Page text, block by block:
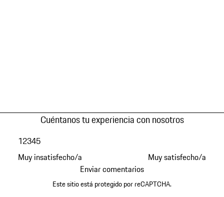
Cuéntanos tu experiencia con nosotros
Muy insatisfecho/a
12345
Muy satisfecho/a
Enviar comentarios
Este sitio está protegido por reCAPTCHA.